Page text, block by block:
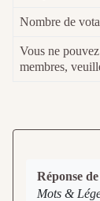
Nombre de
Vous ne
membres,
Réponse de
Mots &